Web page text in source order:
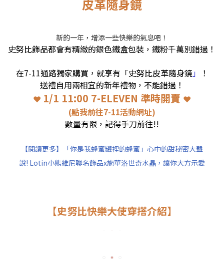
皮革隨身鏡
新的一年，增添一些快樂的氣息吧！
史努比飾品都會有精緻的銀色鐵盒包裝，鐵粉千萬別錯過！
在7-11通路獨家購買，就享有「史努比皮革隨身鏡 」
！
送禮自用兩相宜的新年禮物，不能錯過！
❤ 1/1 11:00 7-ELEVEN 準時開賣 ❤
(點我前往7-11活動網址)
數量有限，記得手刀前往!!
【閱讀更多】「你是我蜂蜜罐裡的蜂蜜」心中的甜秘密大聲
說! Lotin小熊維尼聯名飾品x施華洛世奇水晶，讓你大方示愛
【史努比快樂大使穿搭介紹】